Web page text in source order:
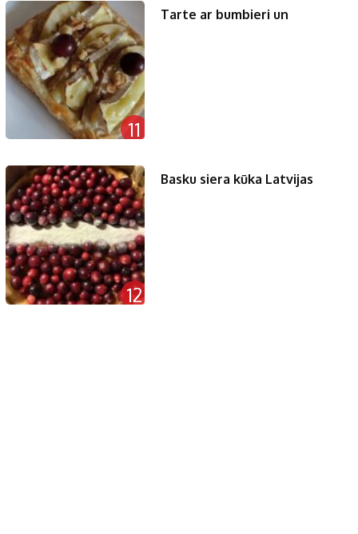
11
Tarte ar bumbieri un
12
Basku siera kūka Latvijas